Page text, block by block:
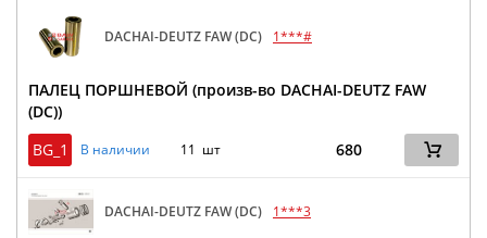
DACHAI-DEUTZ FAW (DC) 1***#
ПАЛЕЦ ПОРШНЕВОЙ (произв-во DACHAI-DEUTZ FAW
(DC))
BG_1
В наличии 11 шт 680
DACHAI-DEUTZ FAW (DC) 1***3